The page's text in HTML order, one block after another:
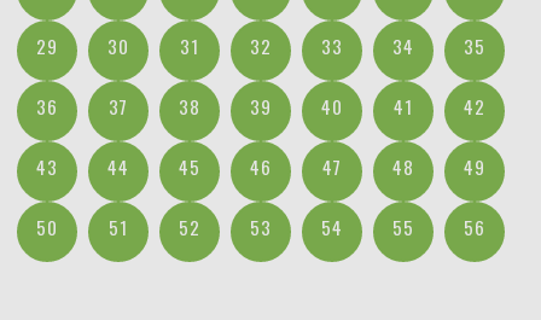
29 30 31 32 33 34 35
36 37 38 39 40 41 42
43 44 45 46 47 48 49
50 51 52 53 54 55 56